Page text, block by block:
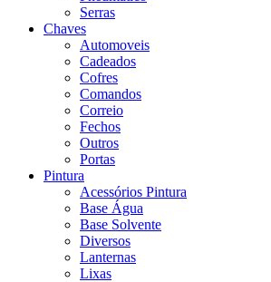
Serras
Chaves
Automoveis
Cadeados
Cofres
Comandos
Correio
Fechos
Outros
Portas
Pintura
Acessórios Pintura
Base Água
Base Solvente
Diversos
Lanternas
Lixas